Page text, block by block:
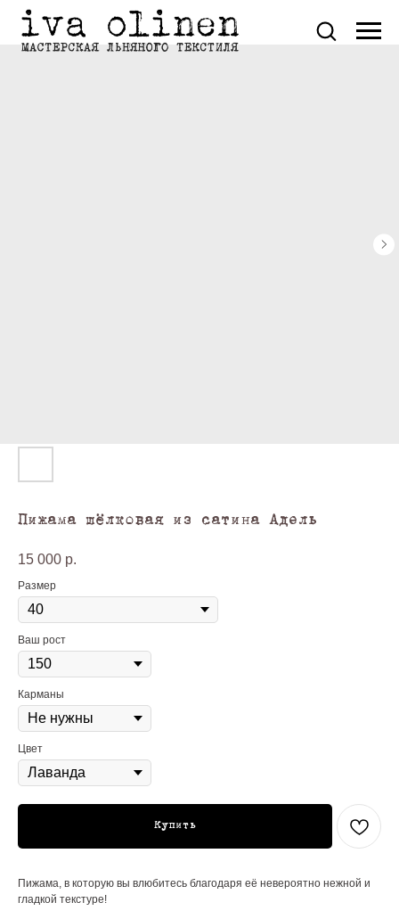
Пижама шёлковая из сатина Адель
15 000 р.
Размер
Ваш рост
Карманы
Цвет
Купить
Пижама, в которую вы влюбитесь благодаря её невероятно нежной и
гладкой текстуре!